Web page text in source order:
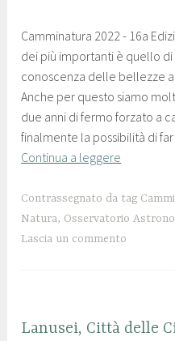
8
M
a
g
g
i
o
0
1
9
r
o
l
o
c
o
l
n
u
s
Camminatura 2022 - 16a
dei più importanti è quello
conoscenza delle bellezze
Anche per questo siamo
due anni di fermo forzato a
finalmente la possibilità di
Continua a leggere
Contrassegnato da tag
Natura, Osservatorio
Lascia un commento
FIERA
Lanusei, Città delle